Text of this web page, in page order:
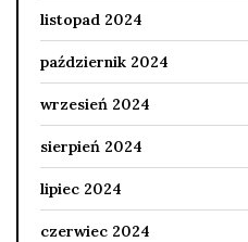
listopad 2024
październik 2024
wrzesień 2024
sierpień 2024
lipiec 2024
czerwiec 2024